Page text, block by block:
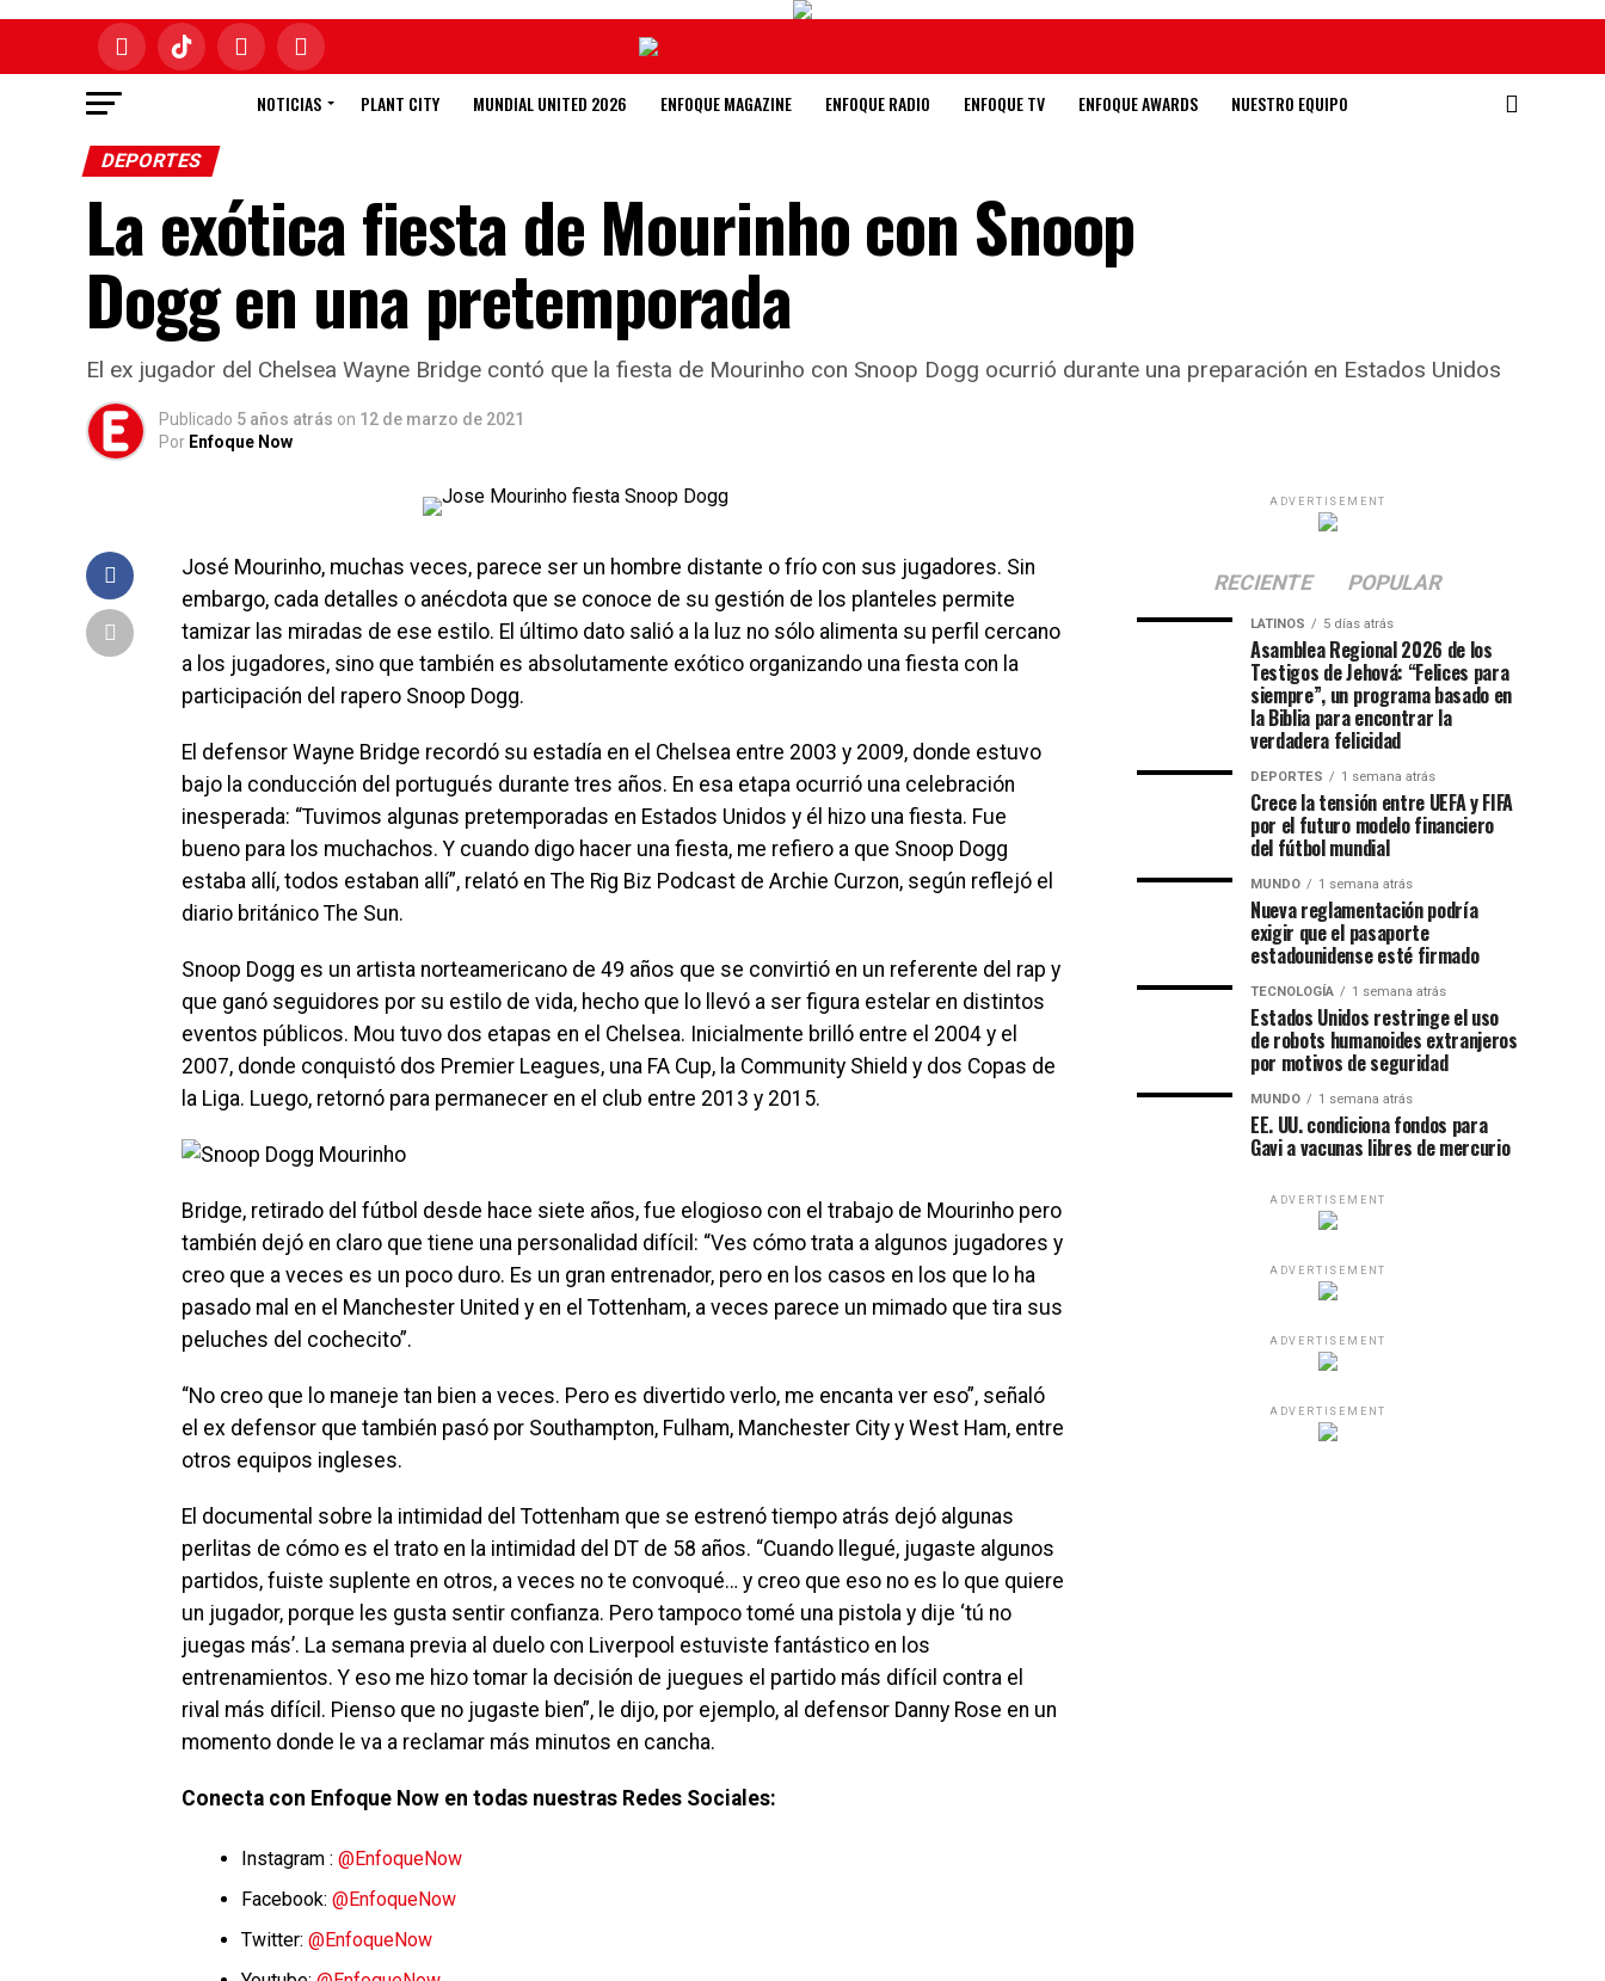
NOTICIAS PLANT CITY MUNDIAL UNITED 2026 ENFOQUE MAGAZINE ENFOQUE RADIO ENFOQUE TV ENFOQUE AWARDS NUESTRO EQUIPO
DEPORTES
La exótica fiesta de Mourinho con Snoop
Dogg en una pretemporada
El ex jugador del Chelsea Wayne Bridge contó que la fiesta de Mourinho con Snoop Dogg ocurrió durante una preparación en Estados Unidos
Publicado 5 años atrás on 12 de marzo de 2021
Por Enfoque Now
José Mourinho, muchas veces, parece ser un hombre distante o frío con sus jugadores. Sin
embargo, cada detalles o anécdota que se conoce de su gestión de los planteles permite
tamizar las miradas de ese estilo. El último dato salió a la luz no sólo alimenta su perfil cercano
a los jugadores, sino que también es absolutamente exótico organizando una fiesta con la
participación del rapero Snoop Dogg.
El defensor Wayne Bridge recordó su estadía en el Chelsea entre 2003 y 2009, donde estuvo
bajo la conducción del portugués durante tres años. En esa etapa ocurrió una celebración
inesperada: “Tuvimos algunas pretemporadas en Estados Unidos y él hizo una fiesta. Fue
bueno para los muchachos. Y cuando digo hacer una fiesta, me refiero a que Snoop Dogg
estaba allí, todos estaban allí”, relató en The Rig Biz Podcast de Archie Curzon, según reflejó el
diario británico The Sun.
Snoop Dogg es un artista norteamericano de 49 años que se convirtió en un referente del rap y
que ganó seguidores por su estilo de vida, hecho que lo llevó a ser figura estelar en distintos
eventos públicos. Mou tuvo dos etapas en el Chelsea. Inicialmente brilló entre el 2004 y el
2007, donde conquistó dos Premier Leagues, una FA Cup, la Community Shield y dos Copas de
la Liga. Luego, retornó para permanecer en el club entre 2013 y 2015.
Bridge, retirado del fútbol desde hace siete años, fue elogioso con el trabajo de Mourinho pero
también dejó en claro que tiene una personalidad difícil: “Ves cómo trata a algunos jugadores y
creo que a veces es un poco duro. Es un gran entrenador, pero en los casos en los que lo ha
pasado mal en el Manchester United y en el Tottenham, a veces parece un mimado que tira sus
peluches del cochecito”.
“No creo que lo maneje tan bien a veces. Pero es divertido verlo, me encanta ver eso”, señaló
el ex defensor que también pasó por Southampton, Fulham, Manchester City y West Ham, entre
otros equipos ingleses.
El documental sobre la intimidad del Tottenham que se estrenó tiempo atrás dejó algunas
perlitas de cómo es el trato en la intimidad del DT de 58 años. “Cuando llegué, jugaste algunos
partidos, fuiste suplente en otros, a veces no te convoqué… y creo que eso no es lo que quiere
un jugador, porque les gusta sentir confianza. Pero tampoco tomé una pistola y dije ‘tú no
juegas más’. La semana previa al duelo con Liverpool estuviste fantástico en los
entrenamientos. Y eso me hizo tomar la decisión de juegues el partido más difícil contra el
rival más difícil. Pienso que no jugaste bien”, le dijo, por ejemplo, al defensor Danny Rose en un
momento donde le va a reclamar más minutos en cancha.
Conecta con Enfoque Now en todas nuestras Redes Sociales:
Instagram : @EnfoqueNow
Facebook: @EnfoqueNow
Twitter: @EnfoqueNow
ADVERTISEMENT
RECIENTE POPULAR
LATINOS 5 días atrás
Asamblea Regional 2026 de los
Testigos de Jehová: “Felices para
siempre”, un programa basado en
la Biblia para encontrar la
verdadera felicidad
DEPORTES 1 semana atrás
Crece la tensión entre UEFA y FIFA
por el futuro modelo financiero
del fútbol mundial
MUNDO 1 semana atrás
Nueva reglamentación podría
exigir que el pasaporte
estadounidense esté firmado
TECNOLOGÍA 1 semana atrás
Estados Unidos restringe el uso
de robots humanoides extranjeros
por motivos de seguridad
MUNDO 1 semana atrás
EE. UU. condiciona fondos para
Gavi a vacunas libres de mercurio
ADVERTISEMENT
ADVERTISEMENT
ADVERTISEMENT
ADVERTISEMENT